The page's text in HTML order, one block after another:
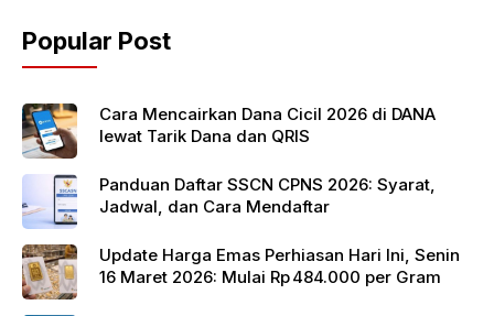
o
o
k
p
p
Popular Post
Cara Mencairkan Dana Cicil 2026 di DANA
lewat Tarik Dana dan QRIS
Panduan Daftar SSCN CPNS 2026: Syarat,
Jadwal, dan Cara Mendaftar
Update Harga Emas Perhiasan Hari Ini, Senin
16 Maret 2026: Mulai Rp 484.000 per Gram